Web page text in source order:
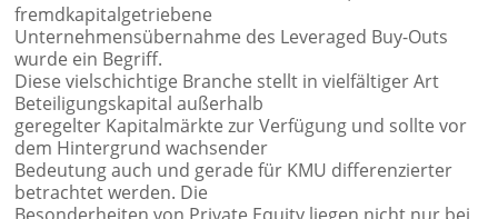
fremdkapitalgetriebene
Unternehmensübernahme des Leveraged Buy-Outs
wurde ein Begriff.
Diese vielschichtige Branche stellt in vielfältiger Art
Beteiligungskapital außerhalb
geregelter Kapitalmärkte zur Verfügung und sollte vor
dem Hintergrund wachsender
Bedeutung auch und gerade für KMU differenzierter
betrachtet werden. Die